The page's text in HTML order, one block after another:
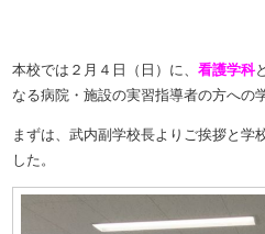
本校では２月４日（日）に、看護学科
なる病院・施設の実習指導者の方への
まずは、武内副学校長よりご挨拶と学
した。